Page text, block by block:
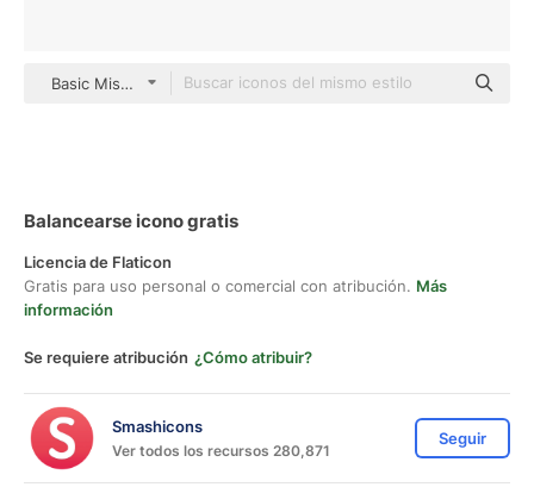
Basic Miscellany Flat
Balancearse icono gratis
Licencia de Flaticon
Gratis para uso personal o comercial con atribución. Más
información
Se requiere atribución ¿Cómo atribuir?
Smashicons
Ver todos los recursos 280,871
Seguir